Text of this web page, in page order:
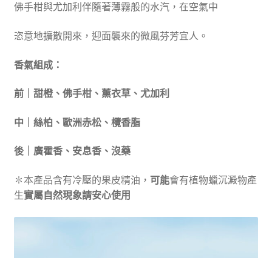
佛手柑與尤加利伴隨著薄霧般的水汽，在空氣中
恣意地擴散開來，迎面襲來的微風芬芳宜人。
香氣組成：
前｜甜橙、佛手柑、薰衣草、尤加利
中｜絲柏、歐洲赤松、欖香脂
後｜廣霍香、安息香、沒藥
✽本產品含有冷壓的果皮精油， 可能會有植物蠟沉澱物產
生實屬自然現象請安心使用